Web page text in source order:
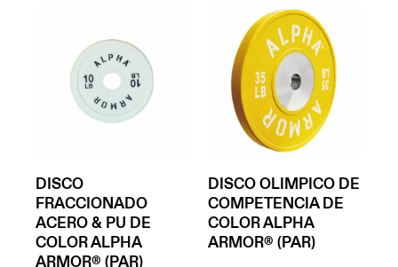
DISCO
FRACCIONADO
ACERO & PU DE
COLOR ALPHA
ARMOR® (PAR)
DISCO OLIMPICO DE
COMPETENCIA DE
COLOR ALPHA
ARMOR® (PAR)